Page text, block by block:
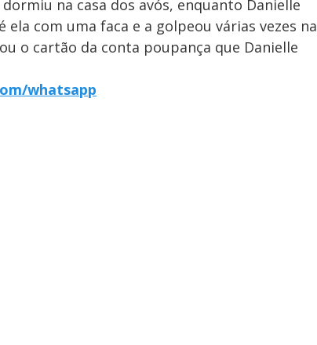
na casa dos avós, enquanto Danielle
com uma faca e a golpeou várias vezes na
o cartão da conta poupança que Danielle
whatsapp